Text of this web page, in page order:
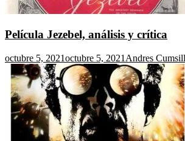
Película Jezebel, análisis y crítica
octubre 5, 2021octubre 5, 2021 Andres